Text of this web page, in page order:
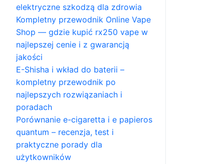
elektryczne szkodzą dla zdrowia
Kompletny przewodnik Online Vape
Shop — gdzie kupić rx250 vape w
najlepszej cenie i z gwarancją
jakości
E-Shisha i wkład do baterii –
kompletny przewodnik po
najlepszych rozwiązaniach i
poradach
Porównanie e-cigaretta i e papieros
quantum – recenzja, test i
praktyczne porady dla
użytkowników